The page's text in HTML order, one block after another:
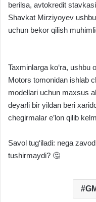
berilsa, avtokredit
Shavkat Mirziyoyev
uchun bekor qilish
Taxminlarga ko‘ra, ushbu
Motors tomonidan ishlab
modellari uchun maxsus
deyarli bir yildan beri
chegirmalar e’lon qilib
Savol tug‘iladi: nega
tushirmaydi? 🤔